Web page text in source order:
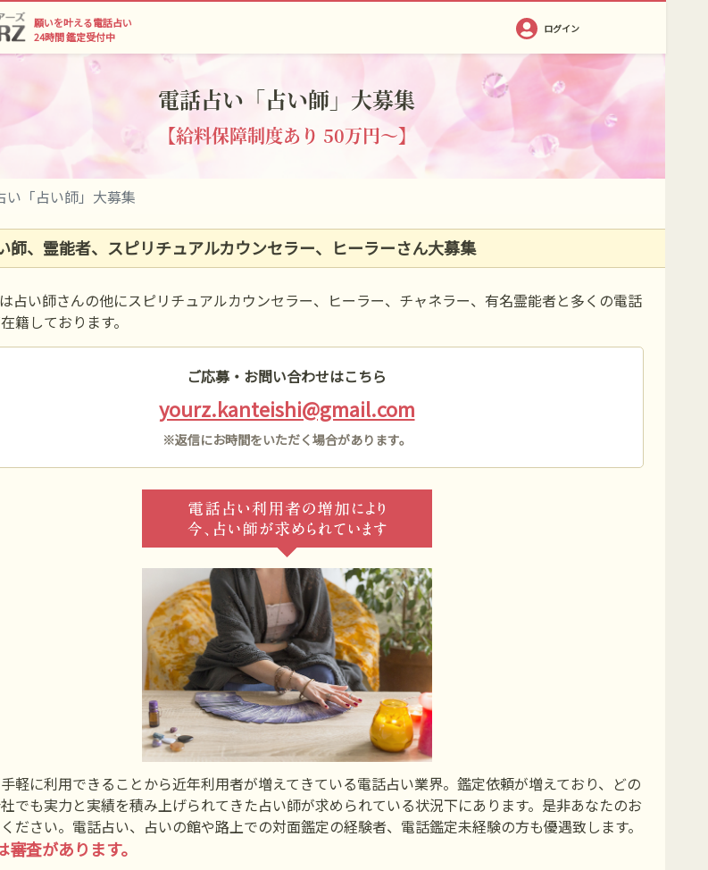
願いを叶える電話占い
24時間 鑑定受付中
ログイン
電話占い「占い師」大募集
【給料保障制度あり 50万円～】
い「占い師」大募集
師、霊能者、スピリチュアルカウンセラー、ヒーラーさん大募集
占い師さんの他にスピリチュアルカウンセラー、ヒーラー、チャネラー、有名霊能者と多くの電話
籍しております。
ご応募・お問い合わせはこちら
yourz.kanteishi@gmail.com
※返信にお時間をいただく場合があります。
軽に利用できることから近年利用者が増えてきている電話占い業界。鑑定依頼が増えており、どの
でも実力と実績を積み上げられてきた占い師が求められている状況下にあります。是非あなたのお
ださい。電話占い、占いの館や路上での対面鑑定の経験者、電話鑑定未経験の方も優遇致します。
査があります。